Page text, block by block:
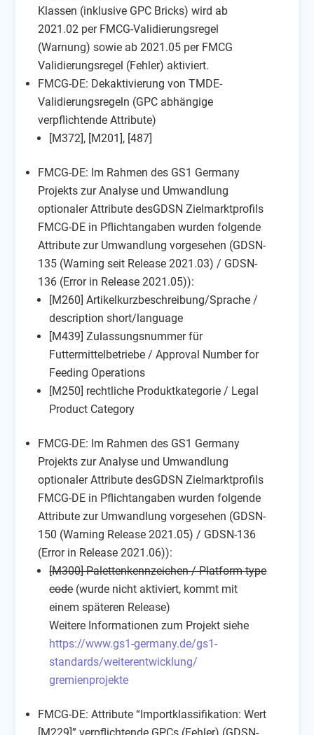
Klassen (inklusive GPC Bricks) wird ab
2021.02 per FMCG-Validierungsregel
(Warnung) sowie ab 2021.05 per FMCG
Validierungsregel (Fehler) aktiviert.
FMCG-DE: Dekaktivierung von TMDE-
Validierungsregeln (GPC abhängige
verpflichtende Attribute)
[M372], [M201], [487]
FMCG-DE: Im Rahmen des GS1 Germany
Projekts zur Analyse und Umwandlung
optionaler Attribute desGDSN Zielmarktprofils
FMCG-DE in Pflichtangaben wurden folgende
Attribute zur Umwandlung vorgesehen (GDSN-
135 (Warning seit Release 2021.03) / GDSN-
136 (Error in Release 2021.05)):
[M260] Artikelkurzbeschreibung/Sprache /
description short/language
[M439] Zulassungsnummer für
Futtermittelbetriebe / Approval Number for
Feeding Operations
[M250] rechtliche Produktkategorie / Legal
Product Category
FMCG-DE: Im Rahmen des GS1 Germany
Projekts zur Analyse und Umwandlung
optionaler Attribute desGDSN Zielmarktprofils
FMCG-DE in Pflichtangaben wurden folgende
Attribute zur Umwandlung vorgesehen (GDSN-
150 (Warning Release 2021.05) / GDSN-136
(Error in Release 2021.06)):
[M300] Palettenkennzeichen / Platform type
code(wurde nicht aktiviert, kommt mit
einem späteren Release)
Weitere Informationen zum Projekt siehe
https://www.gs1-germany.de/gs1-
standards/weiterentwicklung/
gremienprojekte
FMCG-DE: Attribute “Importklassifikation: Wert
[M229]” verpflichtende GPCs (Fehler) (GDSN-